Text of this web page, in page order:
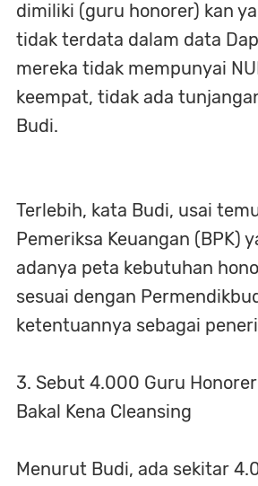
dimiliki (guru honorer) kan
tidak terdata dalam data
mereka tidak mempunyai
keempat, tidak ada
Budi.
Terlebih, kata Budi, usai
Pemeriksa Keuangan (BPK)
adanya peta kebutuhan
sesuai dengan
ketentuannya sebagai
3. Sebut 4.000 Guru
Bakal Kena Cleansing
Menurut Budi, ada sekitar